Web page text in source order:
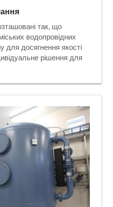
так, що
водопровідних
для досягнення якості
рішення для